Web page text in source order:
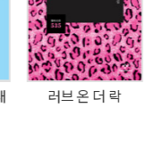
홀히 타오르는 백열과
사라진 시간의 여파는
위해 존재하는 것처럼
요일’이라고 부른다. 시
요일의 예술가’가 되어
러브 온 더 락